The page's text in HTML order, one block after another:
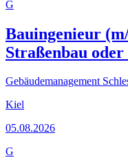
G
Bauingenieur
Straßenbau
Gebäudemanagement
Kiel
05.08.2026
G